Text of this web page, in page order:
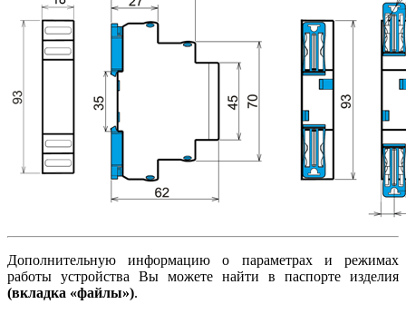
Дополнительную информацию о параметрах и режимах
работы устройства Вы можете найти в паспорте изделия
(вкладка «файлы»).